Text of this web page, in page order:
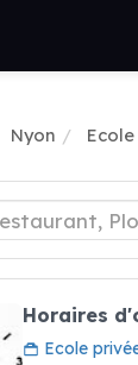
Nyon
Horaires
Ecole